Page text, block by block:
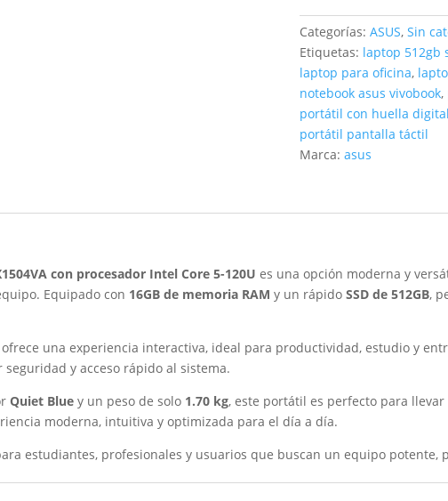
Categorías: ASUS, Sin
Etiquetas: laptop 512gb
laptop para oficina,
notebook asus vivobook,
portátil con huella digital
portátil pantalla táctil
Marca: asus
con procesador Intel Core 5-120U es una opción moderna y
Equipado con 16GB de memoria RAM y un rápidoSSD de 512GB,
ofrece una experiencia interactiva, ideal para productividad, estudio y
y acceso rápido al sistema.
Quiet Blue y un peso de solo 1.70 kg, este portátil es perfecto para
moderna, intuitiva y optimizada para el día a día.
estudiantes, profesionales y usuarios que buscan un equipo potente,